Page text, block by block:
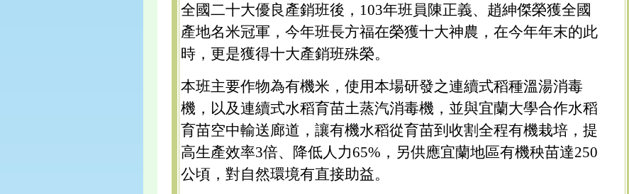
全國二十大優良產銷班後，103年班員陳正義、趙紳傑榮獲全國
產地名米冠軍，今年班長方福在榮獲十大神農，在今年年末的此
時，更是獲得十大產銷班殊榮。
本班主要作物為有機米，使用本場研發之連續式稻種溫湯消毒
機，以及連續式水稻育苗土蒸汽消毒機，並與宜蘭大學合作水稻
育苗空中輸送廊道，讓有機水稻從育苗到收割全程有機栽培，提
高生產效率3倍、降低人力65%，另供應宜蘭地區有機秧苗達250
公頃，對自然環境有直接助益。